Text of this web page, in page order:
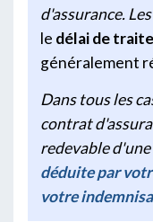
d'assurance. Les
le délai de
généralement
Dans tous les
contrat
redevable d'une
déduite par
votre